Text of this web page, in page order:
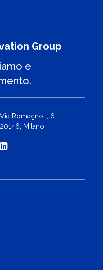
Group
e
Via Romagnoli, 6
20146, Milano